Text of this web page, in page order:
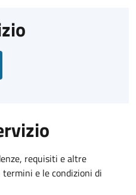
requisiti e altre
e le condizioni di